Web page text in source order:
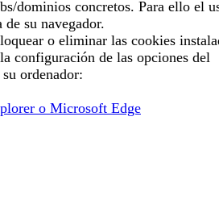
dominios concretos. Para ello el
su navegador.
o eliminar las cookies
configuración de las opciones del
ordenador:
o Microsoft Edge